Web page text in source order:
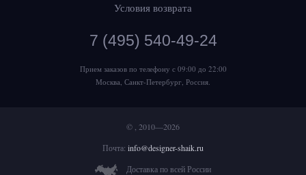
Условия возврата
7 (495) 540-49-24
Прием заказов по телефону с 09:00 до 22:00
Москва, Санкт-Петербург, Россия.
© , 2010—2026
Почта: info@designer-shaik.ru
Доставка по всей России